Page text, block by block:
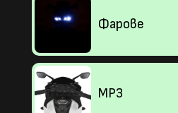
Фарове
МР3